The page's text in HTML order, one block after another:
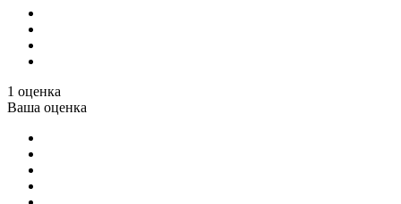
1 оценка
Ваша оценка